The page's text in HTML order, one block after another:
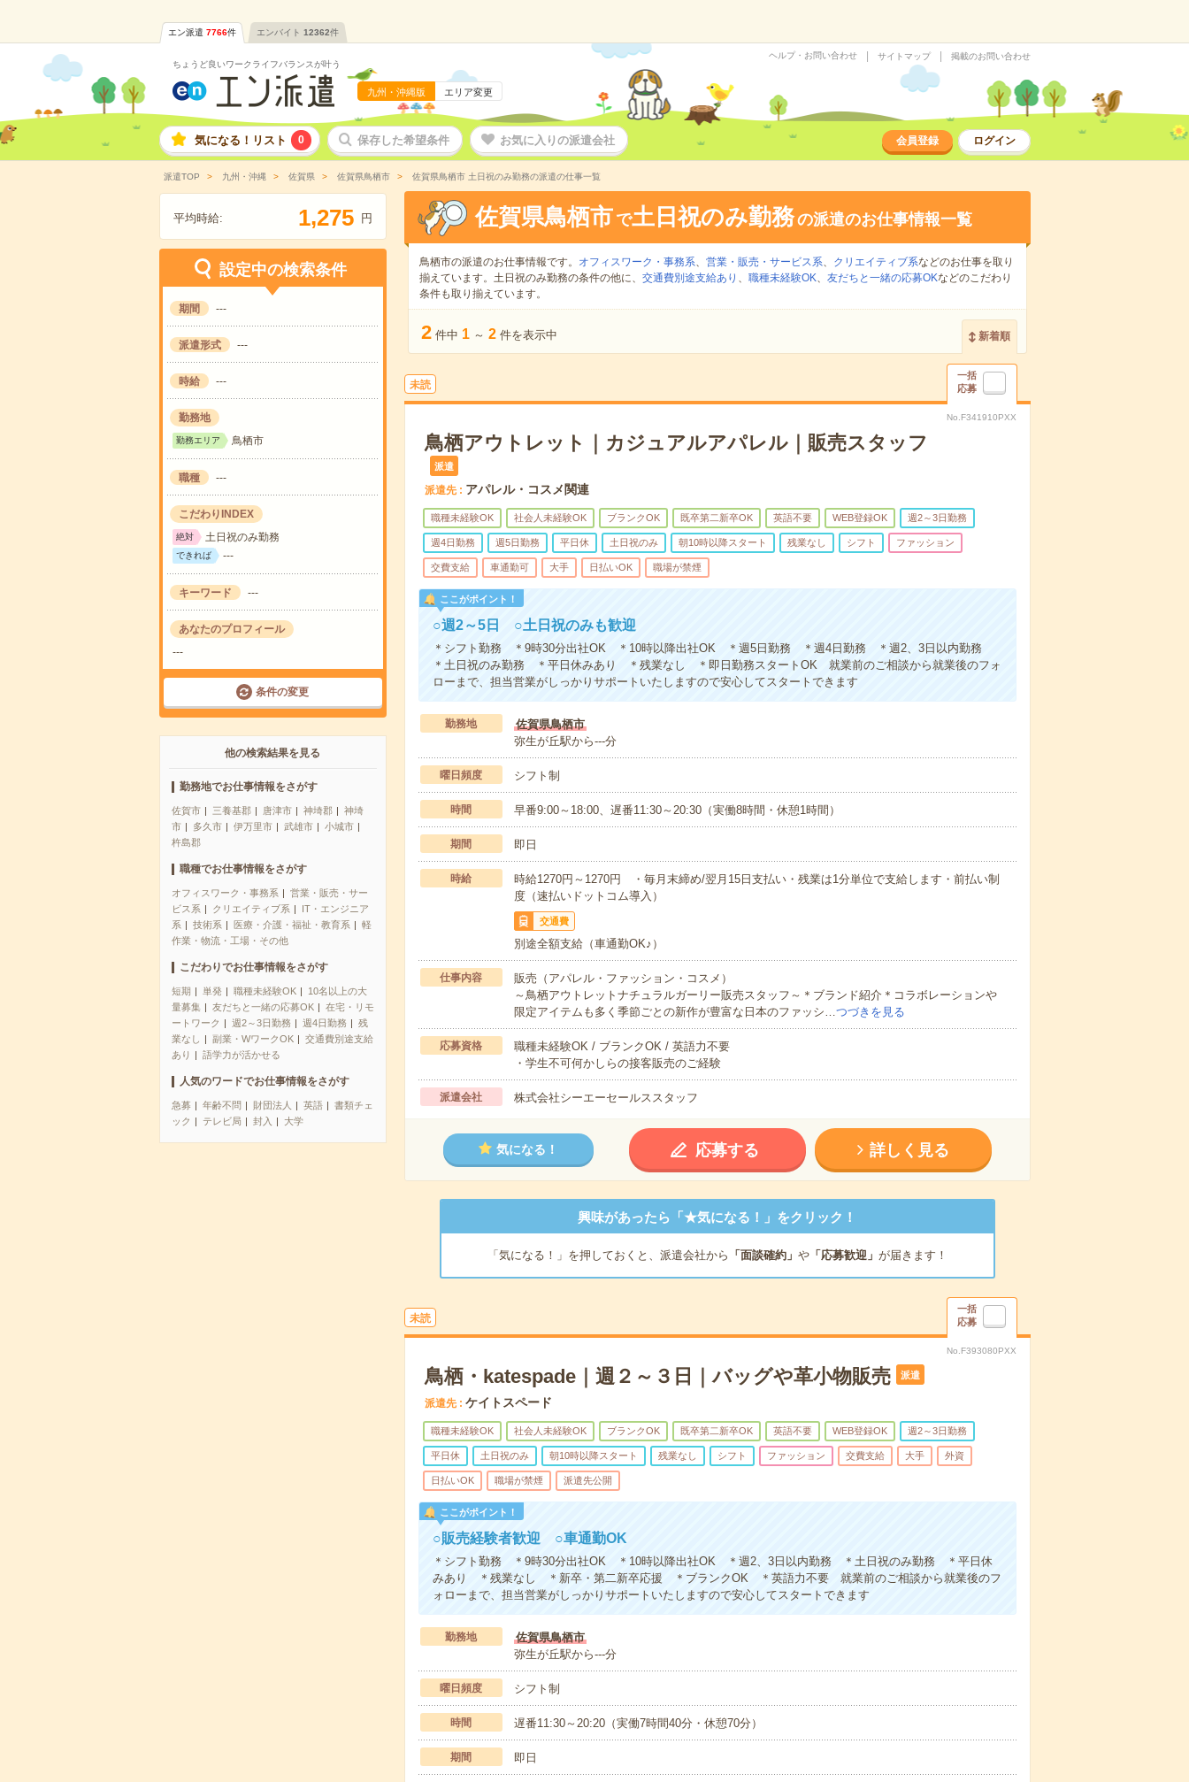
エン派遣 7766件 エンバイト 12362件
ちょうど良いワークライフバランスが叶う
九州・沖縄版 エリア変更
ヘルプ・お問い合わせ サイトマップ 掲載のお問い合わせ
気になる！リスト 0 保存した希望条件 お気に入りの派遣会社 会員登録 ログイン
派遣TOP 九州・沖縄 佐賀県 佐賀県鳥栖市 佐賀県鳥栖市 土日祝のみ勤務の派遣の仕事一覧
平均時給: 1,275 円
設定中の検索条件
期間 ---
派遣形式 ---
時給 ---
勤務地
勤務エリア 鳥栖市
職種 ---
こだわりINDEX
絶対 土日祝のみ勤務
できれば ---
キーワード ---
あなたのプロフィール
---
条件の変更
他の検索結果を見る
勤務地でお仕事情報をさがす
佐賀市 三養基郡 唐津市 神埼郡
神埼
市
多久市 伊万里市 武雄市
小城市
杵島郡
職種でお仕事情報をさがす
オフィスワーク・事務系
営業・販売・サー
ビス系
クリエイティブ系
IT・エンジニア
系
技術系 医療・介護・福祉・教育系
軽
作業・物流・工場・その他
こだわりでお仕事情報をさがす
短期 単発 職種未経験OK
10名以上の大
量募集
友だちと一緒の応募OK
在宅・リモ
ートワーク
週2～3日勤務 週4日勤務
残
業なし
副業・WワークOK
交通費別途支給
あり
語学力が活かせる
人気のワードでお仕事情報をさがす
急募 年齢不問 財団法人 英語
書類チェ
ック
テレビ局 封入 大学
佐賀県鳥栖市 で土日祝のみ勤務の派遣のお仕事情報一覧
鳥栖市の派遣のお仕事情報です。 オフィスワーク・事務系、 営業・販売・サービス系、 クリエイティブ系などのお仕事を取り
揃えています。土日祝のみ勤務の条件の他に、 交通費別途支給あり 、 職種未経験OK、 友だちと一緒の応募OKなどのこだわり
条件も取り揃えています。
2 件中 1 ～ 2 件を表示中 新着順
未読
一括
応募
No.F341910PXX
鳥栖アウトレット｜カジュアルアパレル｜販売スタッフ
派遣
派遣先 アパレル・コスメ関連
職種未経験OK 社会人未経験OK ブランクOK 既卒第二新卒OK 英語不要 WEB登録OK 週2～3日勤務
週4日勤務 週5日勤務 平日休 土日祝のみ 朝10時以降スタート 残業なし シフト ファッション
交費支給 車通勤可 大手 日払いOK 職場が禁煙
ここがポイント！
○週2～5日 ○土日祝のみも歓迎
＊シフト勤務 ＊9時30分出社OK ＊10時以降出社OK ＊週5日勤務 ＊週4日勤務 ＊週2、3日以内勤務
＊土日祝のみ勤務 ＊平日休みあり ＊残業なし ＊即日勤務スタートOK 就業前のご相談から就業後のフォ
ローまで、担当営業がしっかりサポートいたしますので安心してスタートできます
勤務地
佐賀県鳥栖市
弥生が丘駅から---分
曜日頻度 シフト制
時間 早番9:00～18:00、遅番11:30～20:30（実働8時間・休憩1時間）
期間 即日
時給
時給1270円～1270円 ・毎月末締め/翌月15日支払い・残業は1分単位で支給します・前払い制
度（速払いドットコム導入）
交通費
別途全額支給（車通勤OK♪）
仕事内容
販売（アパレル・ファッション・コスメ）
～鳥栖アウトレットナチュラルガーリー販売スタッフ～＊ブランド紹介＊コラボレーションや
限定アイテムも多く季節ごとの新作が豊富な日本のファッシ…つづきを見る
応募資格
職種未経験OK / ブランクOK / 英語力不要
・学生不可何かしらの接客販売のご経験
派遣会社 株式会社シーエーセールススタッフ
気になる！ 応募する 詳しく見る
興味があったら「★気になる！」をクリック！
「気になる！」を押しておくと、派遣会社から 「面談確約」 や「応募歓迎」 が届きます！
未読
一括
応募
No.F393080PXX
鳥栖・katespade｜週２～３日｜バッグや革小物販売 派遣
派遣先 ケイトスペード
職種未経験OK 社会人未経験OK ブランクOK 既卒第二新卒OK 英語不要 WEB登録OK 週2～3日勤務
平日休 土日祝のみ 朝10時以降スタート 残業なし シフト ファッション 交費支給 大手 外資
日払いOK 職場が禁煙 派遣先公開
ここがポイント！
○販売経験者歓迎 ○車通勤OK
＊シフト勤務 ＊9時30分出社OK ＊10時以降出社OK ＊週2、3日以内勤務 ＊土日祝のみ勤務 ＊平日休
みあり ＊残業なし ＊新卒・第二新卒応援 ＊ブランクOK ＊英語力不要 就業前のご相談から就業後のフ
ォローまで、担当営業がしっかりサポートいたしますので安心してスタートできます
勤務地
佐賀県鳥栖市
弥生が丘駅から---分
曜日頻度 シフト制
時間 遅番11:30～20:20（実働7時間40分・休憩70分）
期間 即日